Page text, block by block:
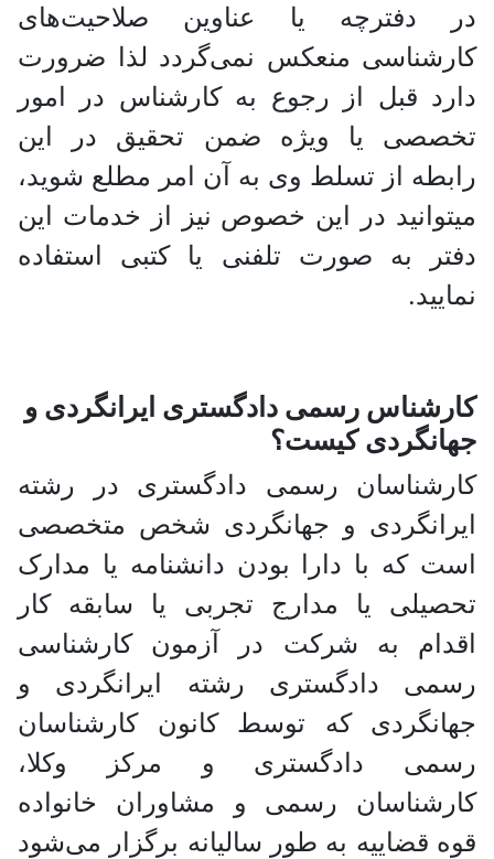
در دفترچه یا عناوین صلاحیت‌های
کارشناسی منعکس نمی‌گردد لذا ضرورت
دارد قبل از رجوع به کارشناس در امور
تخصصی یا ویژه ضمن تحقیق در این
رابطه از تسلط وی به آن امر مطلع شوید،
میتوانید در این خصوص نیز از خدمات این
دفتر به صورت تلفنی یا کتبی استفاده
نمایید.
کارشناس رسمی دادگستری ایرانگردی و
جهانگردی کیست؟
کارشناسان رسمی دادگستری در رشته
ایرانگردی و جهانگردی شخص متخصصی
است که با دارا بودن دانشنامه یا مدارک
تحصیلی یا مدارج تجربی یا سابقه کار
اقدام به شرکت در آزمون کارشناسی
رسمی دادگستری رشته ایرانگردی و
جهانگردی که توسط کانون کارشناسان
رسمی دادگستری و مرکز وکلا،
کارشناسان رسمی و مشاوران خانواده
قوه قضاییه به طور سالیانه برگزار می‌شود